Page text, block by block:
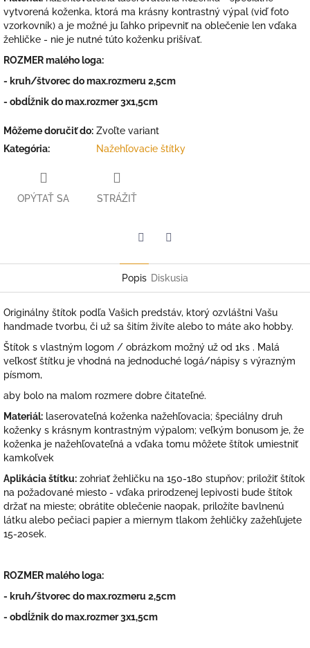
vytvorená koženka, ktorá ma krásny kontrastný výpal (viď foto
vzorkovník) a je možné ju ľahko pripevniť na oblečenie len vďaka
žehličke - nie je nutné túto koženku prišívať.
ROZMER malého loga:
- kruh/štvorec do max.rozmeru 2,5cm
- obdĺžnik do max.rozmer 3x1,5cm
Môžeme doručiť do: Zvoľte variant
Kategória: Nažehľovacie štítky
OPÝTAŤ SA STRÁŽIŤ
Popis Diskusia
Originálny štítok podľa Vašich predstáv, ktorý ozvláštni Vašu
handmade tvorbu, či už sa šitím živíte alebo to máte ako hobby.
Štítok s vlastným logom / obrázkom možný už od 1ks . Malá
veľkosť štítku je vhodná na jednoduché logá/nápisy s výrazným
písmom,
aby bolo na malom rozmere dobre čitateľné.
Materiál: laserovateľná koženka nažehľovacia; špeciálny druh
koženky s krásnym kontrastným výpalom; veľkým bonusom je, že
koženka je nažehľovateľná a vďaka tomu môžete štítok umiestniť
kamkoľvek
Aplikácia štítku: zohriať žehličku na 150-180 stupňov; priložiť štítok
na požadované miesto - vďaka prirodzenej lepivosti bude štítok
držať na mieste; obrátite oblečenie naopak, priložíte bavlnenú
látku alebo pečiaci papier a miernym tlakom žehličky zažehľujete
15-20sek.
ROZMER malého loga:
- kruh/štvorec do max.rozmeru 2,5cm
- obdĺžnik do max.rozmer 3x1,5cm